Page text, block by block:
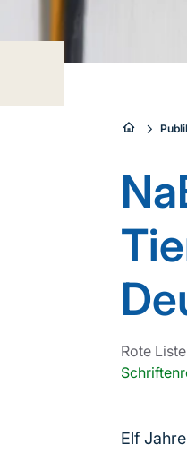
Sie
sind
hier:
Rote
Elf